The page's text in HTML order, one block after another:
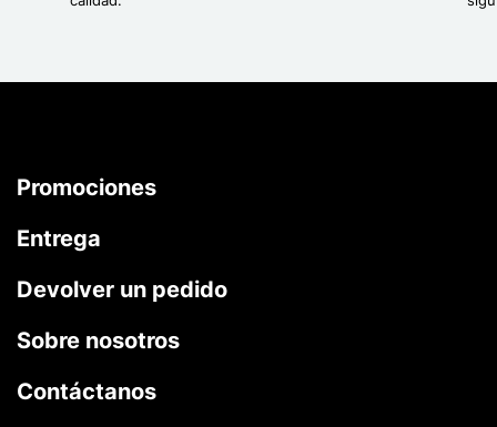
Promociones
Entrega
Devolver un pedido
Sobre nosotros
Contáctanos